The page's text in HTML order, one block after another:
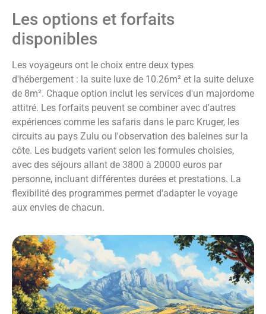
Les options et forfaits
disponibles
Les voyageurs ont le choix entre deux types
d'hébergement : la suite luxe de 10.26m² et la suite deluxe
de 8m². Chaque option inclut les services d'un majordome
attitré. Les forfaits peuvent se combiner avec d'autres
expériences comme les safaris dans le parc Kruger, les
circuits au pays Zulu ou l'observation des baleines sur la
côte. Les budgets varient selon les formules choisies,
avec des séjours allant de 3800 à 20000 euros par
personne, incluant différentes durées et prestations. La
flexibilité des programmes permet d'adapter le voyage
aux envies de chacun.